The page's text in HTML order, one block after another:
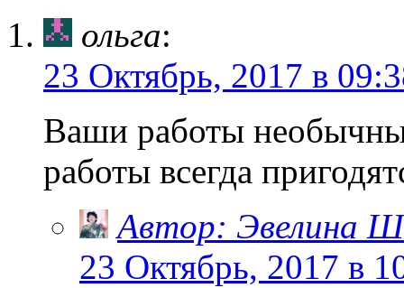
ольга:
23 Октябрь, 2017 в
Ваши работы
работы всегда
Автор: Эвелина
23 Октябрь, 2017 в